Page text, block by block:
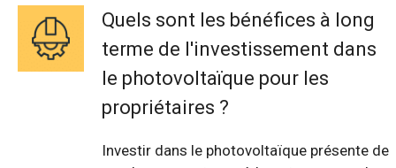
Quels sont les bénéfices à long
terme de l'investissement dans
le photovoltaïque pour les
propriétaires ?
Investir dans le photovoltaïque présente de